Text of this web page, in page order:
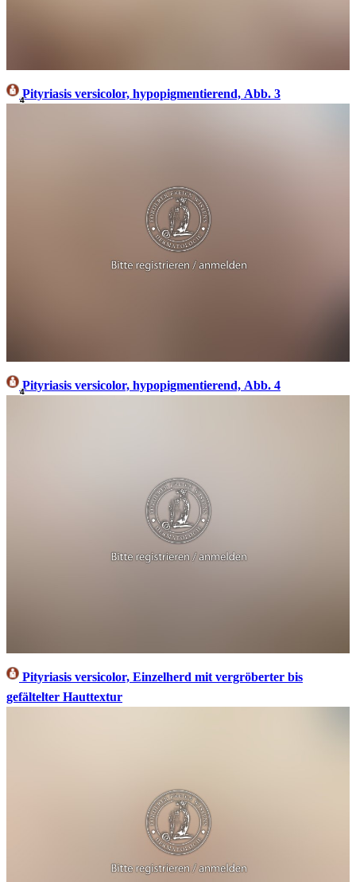
4Pityriasis versicolor, hypopigmentierend, Abb. 3
4Pityriasis versicolor, hypopigmentierend, Abb. 4
Pityriasis versicolor, Einzelherd mit vergröberter bis
gefältelter Hauttextur